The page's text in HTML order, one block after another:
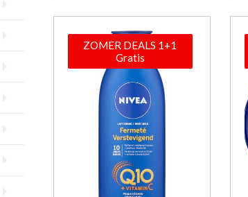
ZOMER DEALS 1+1
Gratis